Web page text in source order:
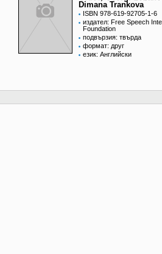
Dimana Trankova
ISBN 978-619-92705-1-6
издател: Free Speech
Foundation
подвързия: твърда
формат: друг
език: Английски